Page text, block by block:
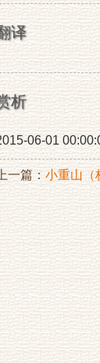
译
析
06-01
一篇：小重山（